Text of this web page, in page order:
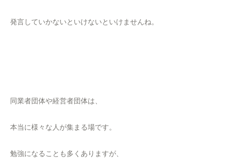
発言していかないといけないといけませんね。
同業者団体や経営者団体は、
本当に様々な人が集まる場です。
勉強になることも多くありますが、